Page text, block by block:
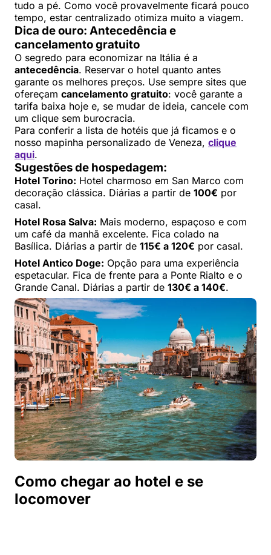
tudo a pé. Como você provavelmente ficará pouco
tempo, estar centralizado otimiza muito a viagem.
Dica de ouro: Antecedência e
cancelamento gratuito
O segredo para economizar na Itália é a
antecedência. Reservar o hotel quanto antes
garante os melhores preços. Use sempre sites que
ofereçam cancelamento gratuito: você garante a
tarifa baixa hoje e, se mudar de ideia, cancele com
um clique sem burocracia.
Para conferir a lista de hotéis que já ficamos e o
nosso mapinha personalizado de Veneza, clique
aqui.
Sugestões de hospedagem:
Hotel Torino: Hotel charmoso em San Marco com
decoração clássica. Diárias a partir de 100€ por
casal.
Hotel Rosa Salva: Mais moderno, espaçoso e com
um café da manhã excelente. Fica colado na
Basílica. Diárias a partir de 115€ a 120€ por casal.
Hotel Antico Doge: Opção para uma experiência
espetacular. Fica de frente para a Ponte Rialto e o
Grande Canal. Diárias a partir de 130€ a 140€.
Como chegar ao hotel e se
locomover